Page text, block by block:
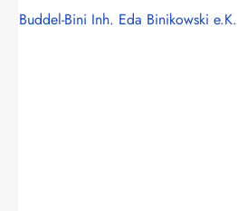
Buddel-Bini Inh. Eda Binikowski e.K.